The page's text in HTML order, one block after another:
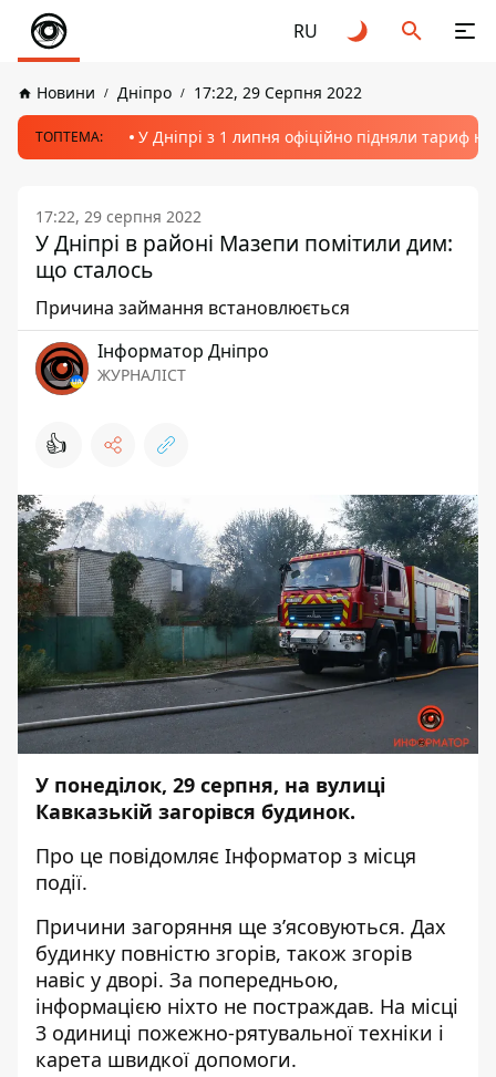
RU
Новини Дніпро 17:22, 29 Серпня 2022
ТОПТЕМА: У Дніпрі з 1 липня офіційно підняли тариф
17:22, 29 серпня 2022
У Дніпрі в районі Мазепи помітили дим:
що сталось
Причина займання встановлюється
Інформатор Дніпро
ЖУРНАЛІСТ
👍
У понеділок, 29 серпня, на вулиці
Кавказькій загорівся будинок.
Про це повідомляє Інформатор з місця
події.
Причини загоряння ще з’ясовуються. Дах
будинку повністю згорів, також згорів
навіс у дворі. За попередньою,
інформацією ніхто не постраждав. На місці
3 одиниці пожежно-рятувальної техніки і
карета швидкої допомоги.